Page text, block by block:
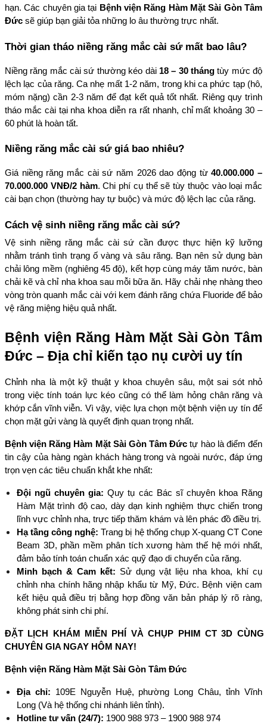
hạn. Các chuyên gia tại Bệnh viện Răng Hàm Mặt Sài Gòn Tâm
Đức sẽ giúp bạn giải tỏa những lo âu thường trực nhất.
Thời gian tháo niềng răng mắc cài sứ mất bao lâu?
Niềng răng mắc cài sứ thường kéo dài 18 – 30 tháng tùy mức độ
lệch lạc của răng. Ca nhẹ mất 1-2 năm, trong khi ca phức tạp (hô,
móm nặng) cần 2-3 năm để đạt kết quả tốt nhất. Riêng quy trình
tháo mắc cài tại nha khoa diễn ra rất nhanh, chỉ mất khoảng 30 –
60 phút là hoàn tất.
Niềng răng mắc cài sứ giá bao nhiêu?
Giá niềng răng mắc cài sứ năm 2026 dao động từ 40.000.000 –
70.000.000 VNĐ/2 hàm. Chi phí cụ thể sẽ tùy thuộc vào loại mắc
cài bạn chọn (thường hay tự buộc) và mức độ lệch lạc của răng.
Cách vệ sinh niềng răng mắc cài sứ?
Vệ sinh niềng răng mắc cài sứ cần được thực hiện kỹ lưỡng
nhằm tránh tình trạng ố vàng và sâu răng. Bạn nên sử dụng bàn
chải lông mềm (nghiêng 45 độ), kết hợp cùng máy tăm nước, bàn
chải kẽ và chỉ nha khoa sau mỗi bữa ăn. Hãy chải nhẹ nhàng theo
vòng tròn quanh mắc cài với kem đánh răng chứa Fluoride để bảo
vệ răng miệng hiệu quả nhất.
Bệnh viện Răng Hàm Mặt Sài Gòn Tâm
Đức – Địa chỉ kiến tạo nụ cười uy tín
Chỉnh nha là một kỹ thuật y khoa chuyên sâu, một sai sót nhỏ
trong việc tính toán lực kéo cũng có thể làm hỏng chân răng và
khớp cắn vĩnh viễn. Vì vậy, việc lựa chọn một bệnh viện uy tín để
chọn mặt gửi vàng là quyết định quan trọng nhất.
Bệnh viện Răng Hàm Mặt Sài Gòn Tâm Đức tự hào là điểm đến
tin cậy của hàng ngàn khách hàng trong và ngoài nước, đáp ứng
trọn vẹn các tiêu chuẩn khắt khe nhất:
Đội ngũ chuyên gia: Quy tụ các Bác sĩ chuyên khoa Răng
Hàm Mặt trình độ cao, dày dạn kinh nghiệm thực chiến trong
lĩnh vực chỉnh nha, trực tiếp thăm khám và lên phác đồ điều trị.
Hạ tầng công nghệ: Trang bị hệ thống chụp X-quang CT Cone
Beam 3D, phần mềm phân tích xương hàm thế hệ mới nhất,
đảm bảo tính toán chuẩn xác quỹ đạo di chuyển của răng.
Minh bạch & Cam kết: Sử dụng vật liệu nha khoa, khí cụ
chỉnh nha chính hãng nhập khẩu từ Mỹ, Đức. Bệnh viện cam
kết hiệu quả điều trị bằng hợp đồng văn bản pháp lý rõ ràng,
không phát sinh chi phí.
ĐẶT LỊCH KHÁM MIỄN PHÍ VÀ CHỤP PHIM CT 3D CÙNG
CHUYÊN GIA NGAY HÔM NAY!
Bệnh viện Răng Hàm Mặt Sài Gòn Tâm Đức
Địa chỉ: 109E Nguyễn Huệ, phường Long Châu, tỉnh Vĩnh
Long (Và hệ thống chi nhánh liên tỉnh).
Hotline tư vấn (24/7): 1900 988 973 – 1900 988 974